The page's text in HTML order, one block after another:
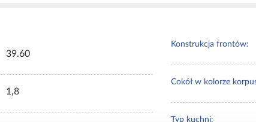
39.60
1,8
Konstrukcja frontów:
Cokół w kolorze
Typ kuchni: